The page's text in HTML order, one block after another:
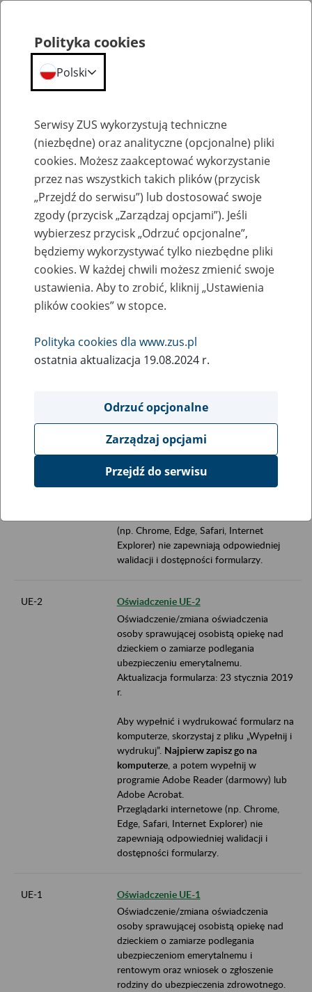
Wzory formularzy
Wszystkie Wzory Dokumentów
ERZ
Załącznik ERZ
Aktualizacja formularza: 6 grudnia 2018 r.
Aby wypełnić i wydrukować formularz na
komputerze, skorzystaj z pliku „Wypełnij i
wydrukuj”. Najpierw zapisz go na
komputerze, a potem wypełnij w
(np. Chrome, Edge, Safari, Internet
Explorer) nie zapewniają odpowiedniej
walidacji i dostępności formularzy.
UE-2
Oświadczenie UE-2
Oświadczenie/zmiana oświadczenia
osoby sprawującej osobistą opiekę nad
dzieckiem o zamiarze podlegania
ubezpieczeniu emerytalnemu.
Aktualizacja formularza: 23 stycznia 2019
r.
Aby wypełnić i wydrukować formularz na
komputerze, skorzystaj z pliku „Wypełnij i
wydrukuj”. Najpierw zapisz go na
komputerze, a potem wypełnij w
programie Adobe Reader (darmowy) lub
Adobe Acrobat.
Przeglądarki internetowe (np. Chrome,
Edge, Safari, Internet Explorer) nie
zapewniają odpowiedniej walidacji i
dostępności formularzy.
UE-1
Oświadczenie UE-1
Oświadczenie/zmiana oświadczenia
osoby sprawującej osobistą opiekę nad
dzieckiem o zamiarze podlegania
ubezpieczeniom emerytalnemu i
rentowym oraz wniosek o zgłoszenie
rodziny do ubezpieczenia zdrowotnego.
Polityka cookies
Polski
Serwisy ZUS wykorzystują techniczne
(niezbędne) oraz analityczne (opcjonalne) pliki
cookies. Możesz zaakceptować wykorzystanie
przez nas wszystkich takich plików (przycisk
„Przejdź do serwisu”) lub dostosować swoje
zgody (przycisk „Zarządzaj opcjami”). Jeśli
wybierzesz przycisk „Odrzuć opcjonalne”,
będziemy wykorzystywać tylko niezbędne pliki
cookies. W każdej chwili możesz zmienić swoje
ustawienia. Aby to zrobić, kliknij „Ustawienia
plików cookies” w stopce.
Polityka cookies dla www.zus.pl
ostatnia aktualizacja 19.08.2024 r.
Odrzuć opcjonalne
Zarządzaj opcjami
Przejdź do serwisu